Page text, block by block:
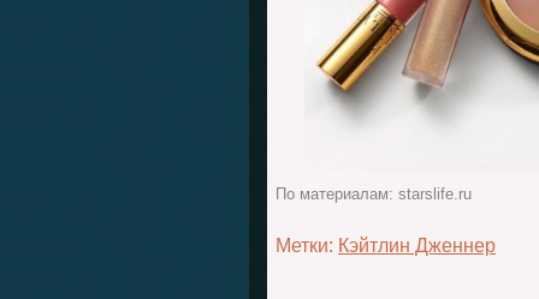
По материалам: starslife.ru
Метки: Кэйтлин Дженнер